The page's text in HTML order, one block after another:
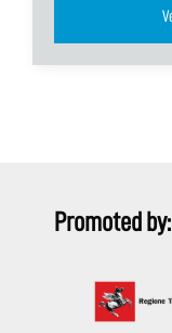
Promoted by: